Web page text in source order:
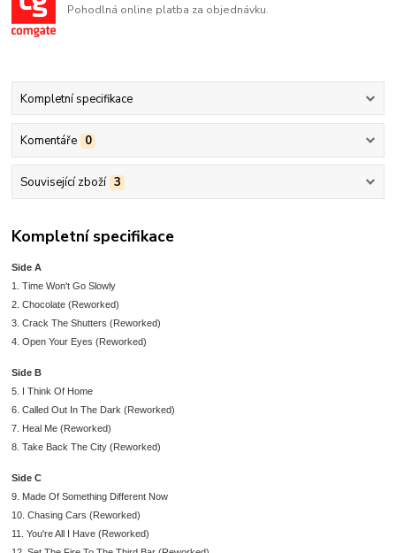
Pohodlná online platba za objednávku.
Kompletní specifikace
Komentáře 0
Související zboží 3
Kompletní specifikace
Side A
1. Time Won't Go Slowly
2. Chocolate (Reworked)
3. Crack The Shutters (Reworked)
4. Open Your Eyes (Reworked)
Side B
5. I Think Of Home
6. Called Out In The Dark (Reworked)
7. Heal Me (Reworked)
8. Take Back The City (Reworked)
Side C
9. Made Of Something Different Now
10. Chasing Cars (Reworked)
11. You're All I Have (Reworked)